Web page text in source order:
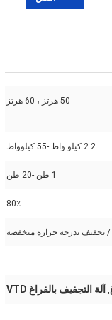
50 هرتز ، 60 هرتز
2.2 كيلو واط -55 كيلوواط
1 طن -20 طن
80٪
/ تجفيف بدرجة حرارة منخفضة
, آلة التجفيف بالفراغ VTD